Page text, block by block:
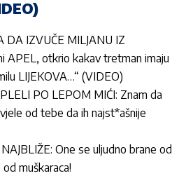
DA IZVUČE MILJANU IZ
APEL, otkrio kakav tretman imaju
LIJEKOVA…“ (VIDEO)
PO LEPOM MIĆI: Znam da
od tebe da ih najst*ašnije
One se uljudno brane od
muškaraca!